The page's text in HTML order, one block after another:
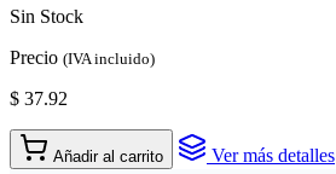
Sin Stock
Precio (IVA incluido)
$ 37.92
Añadir al carrito Ver más detalles